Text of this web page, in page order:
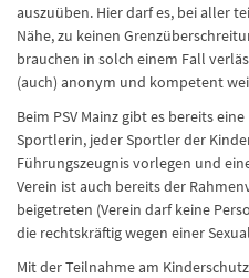
auszuüben. Hier darf es, bei aller
Nähe, zu keinen
brauchen in solch einem Fall
(auch) anonym und kompetent
Beim PSV Mainz gibt es bereits
Sportlerin, jeder Sportler der
Führungszeugnis vorlegen und
Verein ist auch bereits der
beigetreten (Verein darf keine
die rechtskräftig wegen einer
Mit der Teilnahme am